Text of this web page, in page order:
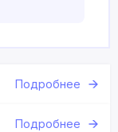
Подробнее
Подробнее